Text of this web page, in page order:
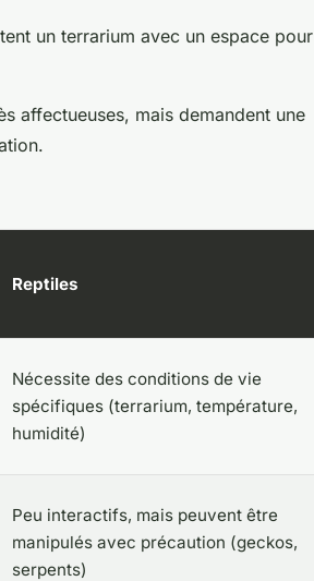
un terrarium avec un espace pour
affectueuses, mais demandent une
Reptiles
Nécessite des conditions de vie
spécifiques (terrarium, température,
humidité)
Peu interactifs, mais peuvent être
manipulés avec précaution (geckos,
serpents)